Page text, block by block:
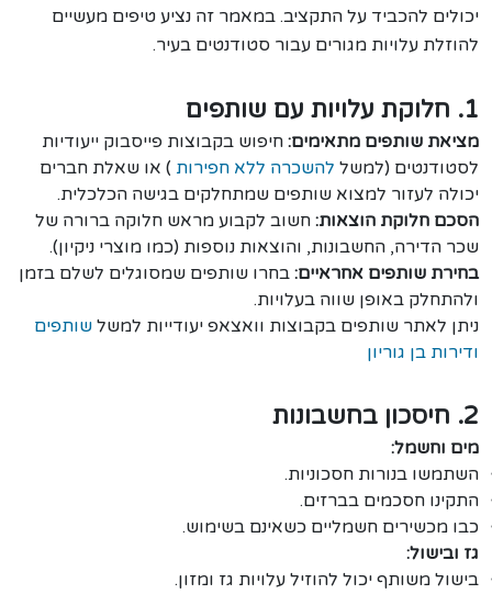
יכולים להכביד על התקציב. במאמר זה נציע טיפים מעשיים
להוזלת עלויות מגורים עבור סטודנטים בעיר.
1. חלוקת עלויות עם שותפים
מציאת שותפים מתאימים: חיפוש בקבוצות פייסבוק ייעודיות
לסטודנטים (למשל להשכרה ללא חפירות ) או שאלת חברים
יכולה לעזור למצוא שותפים שמתחלקים בגישה הכלכלית.
הסכם חלוקת הוצאות: חשוב לקבוע מראש חלוקה ברורה של
שכר הדירה, החשבונות, והוצאות נוספות (כמו מוצרי ניקיון).
בחירת שותפים אחראיים: בחרו שותפים שמסוגלים לשלם בזמן
ולהתחלק באופן שווה בעלויות.
ניתן לאתר שותפים בקבוצות וואצאפ יעודייות למשל שותפים
ודירות בן גוריון
2. חיסכון בחשבונות
מים וחשמל:
השתמשו בנורות חסכוניות.
התקינו חסכמים בברזים.
כבו מכשירים חשמליים כשאינם בשימוש.
גז ובישול:
בישול משותף יכול להוזיל עלויות גז ומזון.